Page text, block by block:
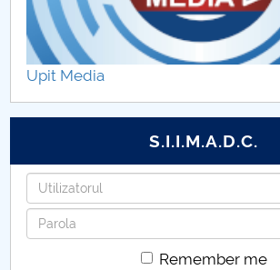
AP in contextul integrarii europene
Upit Media
S.I.I.M.A.D.C.
Username
Password
Remember me